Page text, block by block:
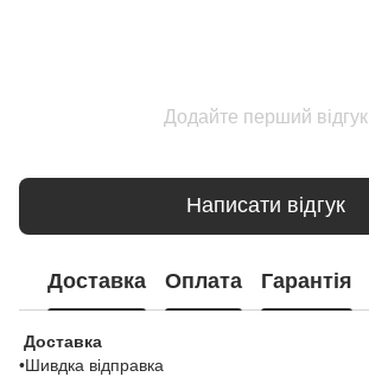
Додайте перший відгук
Написати відгук
Доставка Оплата Гарантія
Доставка
•Шивдка відправка